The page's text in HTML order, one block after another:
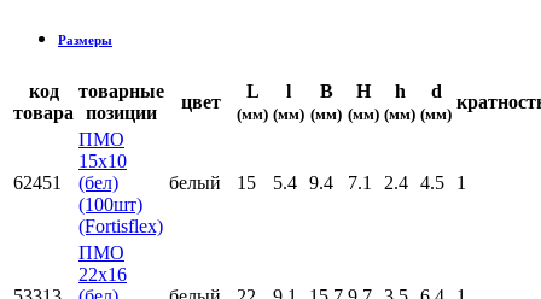
Размеры
код
товара
товарные
позиции
цвет
L
(мм)
l
(мм)
B
(мм)
H
(мм)
h
(мм)
d
(мм)
62451
ПМО
15х10
(бел)
(100шт)
(Fortisflex)
белый 15 5.4 9.4 7.1 2.4 4.5 1
ПМО
22х16